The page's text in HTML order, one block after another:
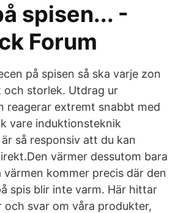
spisen... -
Forum
på spisen så ska varje zon
och storlek. Utdrag ur
reagerar extremt snabbt med
vare induktionsteknik
så responsiv att du kan
värmer dessutom bara
värmen kommer precis där den
spis blir inte varm. Här hittar
och svar om våra produkter,